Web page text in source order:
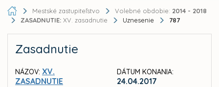
Mestské zastupiteľstvo Volebné obdobie: 2014 - 2018
ZASADNUTIE: XV. zasadnutie Uznesenie 787
Zasadnutie
NÁZOV: XV.
ZASADNUTIE
DÁTUM KONANIA:
24.04.2017